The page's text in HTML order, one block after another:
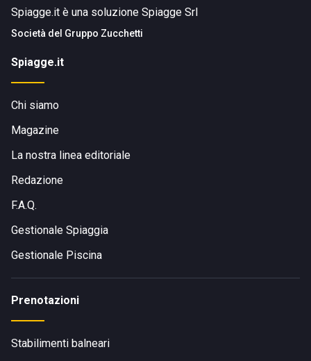
Spiagge.it è una soluzione Spiagge Srl
Società del Gruppo Zucchetti
Spiagge.it
Chi siamo
Magazine
La nostra linea editoriale
Redazione
F.A.Q.
Gestionale Spiaggia
Gestionale Piscina
Prenotazioni
Stabilimenti balneari